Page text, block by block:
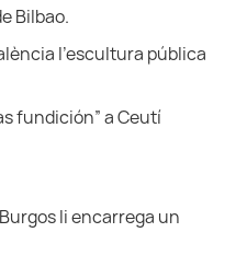
Bilbao.
l'escultura pública
fundición” a Ceutí
li encarrega un